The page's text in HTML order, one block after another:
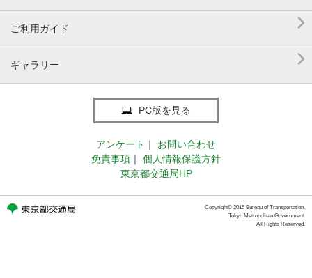
ご利用ガイド 
ギャラリー 
PC版を見る
アンケート ｜
お問い合わせ
免責事項 ｜
個人情報保護方針
東京都交通局HP
Copyright© 2015 Bureau of Transportation.
Tokyo Metropolitan Government.
All Rights Reserved.